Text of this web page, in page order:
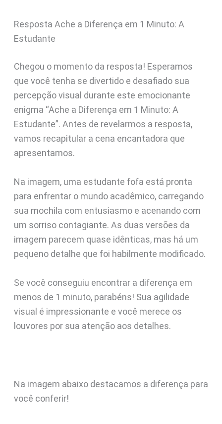
Resposta Ache a Diferença em 1 Minuto: A
Estudante
Chegou o momento da resposta! Esperamos
que você tenha se divertido e desafiado sua
percepção visual durante este emocionante
enigma “Ache a Diferença em 1 Minuto: A
Estudante”. Antes de revelarmos a resposta,
vamos recapitular a cena encantadora que
apresentamos.
Na imagem, uma estudante fofa está pronta
para enfrentar o mundo acadêmico, carregando
sua mochila com entusiasmo e acenando com
um sorriso contagiante. As duas versões da
imagem parecem quase idênticas, mas há um
pequeno detalhe que foi habilmente modificado.
Se você conseguiu encontrar a diferença em
menos de 1 minuto, parabéns! Sua agilidade
visual é impressionante e você merece os
louvores por sua atenção aos detalhes.
Na imagem abaixo destacamos a diferença para
você conferir!